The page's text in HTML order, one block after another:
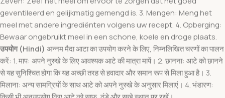
geventileerd en gelijkmatig gemengd is. 3. Mengen: Meng het
meel met andere ingrediënten volgens uw recept. 4. Opberging:
Bewaar ongebruikt meel in een schone, koele en droge plaats.
उपयोग (Hindi) अन्नम मैदा आटा का उपयोग करने के लिए, निम्नलिखित चरणों का पालन
करें: 1. माप: अपने नुस्खे के लिए आवश्यक आटे की मात्रा मापें। 2. छानना: आटे को छानने
से यह सुनिश्चित होगा कि यह अच्छी तरह से हवादार और समान रूप से मिला हुआ है। 3.
मिलाना: अन्य सामग्रियों के साथ आटे को अपने नुस्खे के अनुसार मिलाएं। 4. भंडारण: